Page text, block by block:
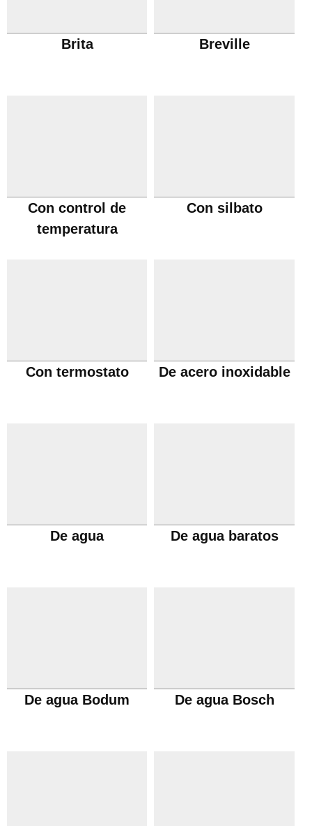
Brita Breville
Con control de
temperatura
Con silbato
Con termostato De acero inoxidable
De agua De agua baratos
De agua Bodum De agua Bosch